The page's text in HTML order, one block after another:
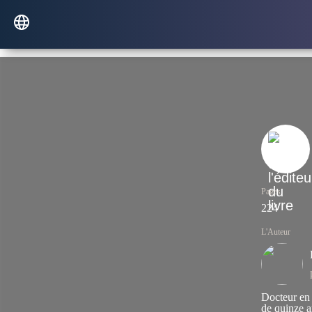
Pages
224
L'Auteur
Docteur
de quinze